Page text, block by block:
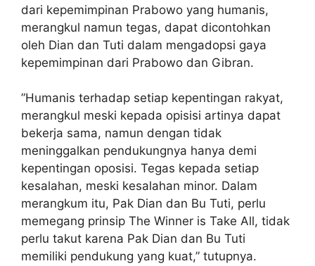
dari kepemimpinan Prabowo yang humanis,
merangkul namun tegas, dapat dicontohkan
oleh Dian dan Tuti dalam mengadopsi gaya
kepemimpinan dari Prabowo dan Gibran.
”Humanis terhadap setiap kepentingan rakyat,
merangkul meski kepada opisisi artinya dapat
bekerja sama, namun dengan tidak
meninggalkan pendukungnya hanya demi
kepentingan oposisi. Tegas kepada setiap
kesalahan, meski kesalahan minor. Dalam
merangkum itu, Pak Dian dan Bu Tuti, perlu
memegang prinsip The Winner is Take All, tidak
perlu takut karena Pak Dian dan Bu Tuti
memiliki pendukung yang kuat,” tutupnya.